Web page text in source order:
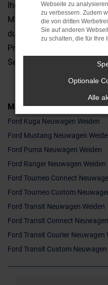
Ihres Fahrzeugs. Sie allein
Motorisierung oder welcher
durchstarten. Mit unseren
Problem und gerne stehen
Seite.
Modelle
Ford Kuga Neuwagen Weiden
Ford Mustang Neuwagen
Ford Puma Neuwagen Weiden
Ford Ranger Neuwagen Weiden
Ford Tourneo Connect
Ford Tourneo Custom
Ford Transit Neuwagen Weiden
Ford Transit Connect
Ford Transit Courier Neuwagen
Ford Transit Custom Neuwagen
Webseite zu
zu verbessern. Zudem
die von dritten
Sie auf anderen
zu schalten, die für Ihre
Optionale
Alle